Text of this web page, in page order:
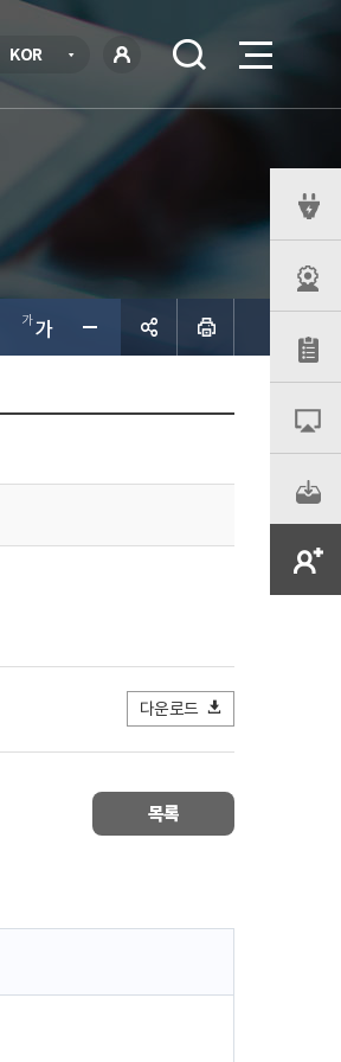
KOR언
그인
다운로드
목록
뉴